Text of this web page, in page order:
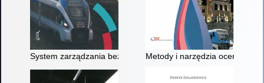
System zarządzania bezpieczeństwem w transporcie
Metody i narzędzia oceny